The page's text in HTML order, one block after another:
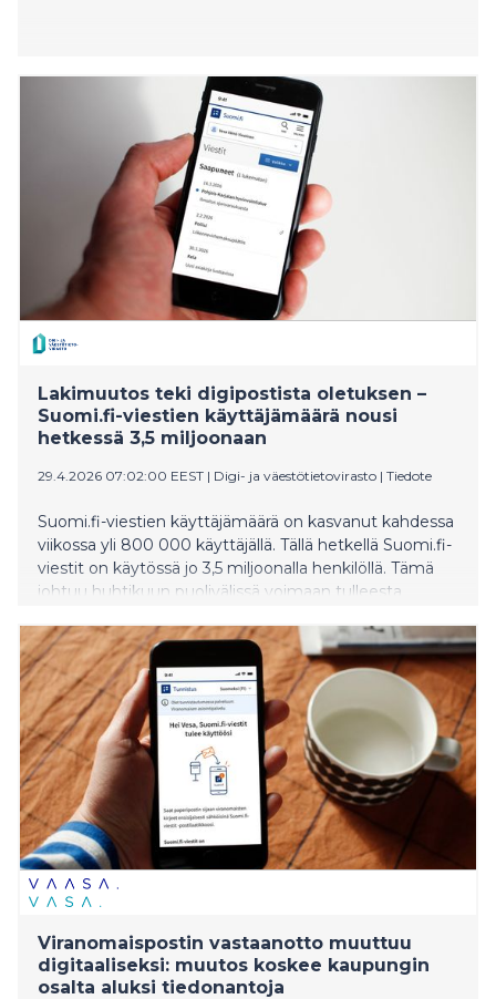
Lakimuutos teki digipostista oletuksen –
Suomi.fi-viestien käyttäjämäärä nousi
hetkessä 3,5 miljoonaan
29.4.2026 07:02:00 EEST | Digi- ja väestötietovirasto | Tiedote
Suomi.fi-viestien käyttäjämäärä on kasvanut kahdessa
viikossa yli 800 000 käyttäjällä. Tällä hetkellä Suomi.fi-
viestit on käytössä jo 3,5 miljoonalla henkilöllä. Tämä
johtuu huhtikuun puolivälissä voimaan tulleesta
digipalvelujen käyttäjät on ohjattu ottamaan Suomi.fi-
viestit käyttöön, kun he tunnistautuvat jonkin
viranomaisen sähköiseen asiointipalveluun.
Viranomaispostin vastaanotto muuttuu
digitaaliseksi: muutos koskee kaupungin
osalta aluksi tiedonantoja